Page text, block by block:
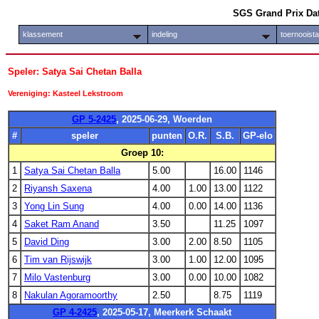
SGS Grand Prix
klassement indeling
Speler: Satya Sai Chetan Balla
Vereniging: Kasteel Lekstroom
GP 5-2425, 2025-06-29, Woerden
#
speler punten O.R. S.B.
GP-elo
Groep 10:
1
Satya Sai Chetan Balla 5.00 16.00
1146
2
Riyansh Saxena 4.00 1.00 13.00
1122
3
Yong Lin Sung 4.00 0.00 14.00
1136
4
Saket Ram Anand 3.50 11.25
1097
5
David Ding 3.00 2.00 8.50
1105
6
Tim van Rijswijk 3.00 1.00 12.00
1095
7
Milo Vastenburg 3.00 0.00 10.00
1082
8
Nakulan Agoramoorthy 2.50 8.75
1119
GP 4-2425, 2025-05-17, Meerkerk Schaakt